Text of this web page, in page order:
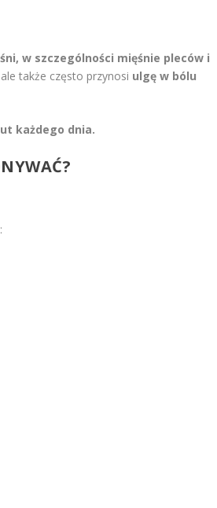
w szczególności mięśnie pleców i
także często przynosi ulgę w bólu
każdego dnia.